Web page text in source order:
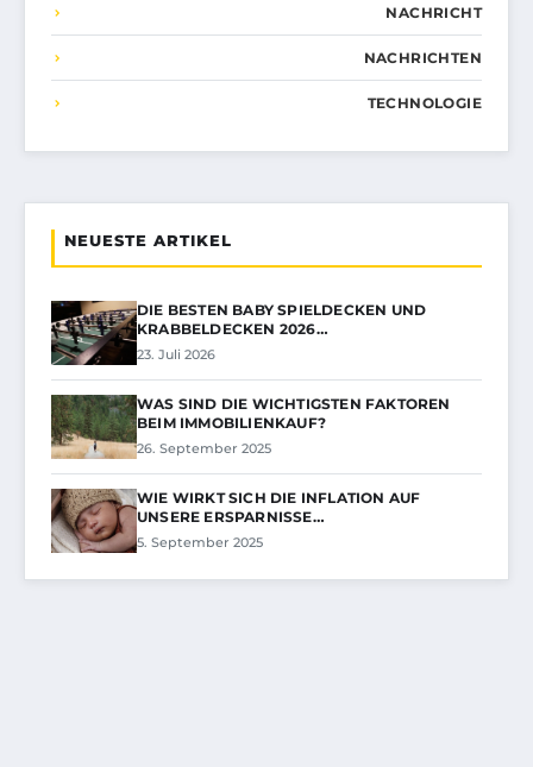
NACHRICHT
NACHRICHTEN
TECHNOLOGIE
NEUESTE ARTIKEL
DIE BESTEN BABY SPIELDECKEN UND
KRABBELDECKEN 2026…
23. Juli 2026
WAS SIND DIE WICHTIGSTEN FAKTOREN
BEIM IMMOBILIENKAUF?
26. September 2025
WIE WIRKT SICH DIE INFLATION AUF
UNSERE ERSPARNISSE…
5. September 2025